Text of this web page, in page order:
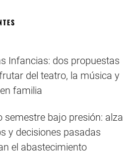
Infancias: dos propuestas
del teatro, la música y
familia
semestre bajo presión: alza
y decisiones pasadas
el abastecimiento